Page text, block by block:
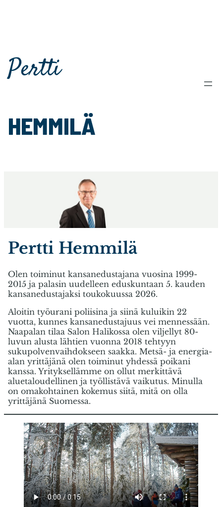
Pertti
HEMMILÄ
Pertti Hemmilä
Olen toiminut kansanedustajana vuosina 1999-
2015 ja palasin uudelleen eduskuntaan 5. kauden
kansanedustajaksi toukokuussa 2026.
Aloitin työurani poliisina ja siinä kuluikin 22
vuotta, kunnes kansanedustajuus vei mennessään.
Naapalan tilaa Salon Halikossa olen viljellyt 80-
luvun alusta lähtien vuonna 2018 tehtyyn
sukupolvenvaihdokseen saakka. Metsä- ja energia-
alan yrittäjänä olen toiminut yhdessä poikani
kanssa. Yrityksellämme on ollut merkittävä
aluetaloudellinen ja työllistävä vaikutus. Minulla
on omakohtainen kokemus siitä, mitä on olla
yrittäjänä Suomessa.